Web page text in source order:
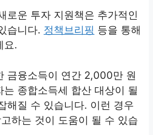
로운 투자 지원책은 추가적인
습니다. 정책브리핑 등을 통해
요.
금융소득이 연간 2,000만 원
종합소득세 합산 대상이 될
해질 수 있습니다. 이런 경우
하는 것이 도움이 될 수 있습